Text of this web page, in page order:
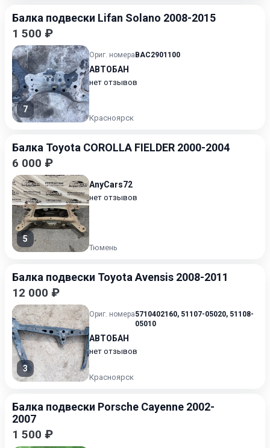
Балка подвески Lifan Solano 2008-2015
1 500 ₽
7
Ориг. номера BAC2901100
АВТОБАН
нет отзывов
Красноярск
Балка Toyota COROLLA FIELDER 2000-2004
6 000 ₽
5
AnyCars72
нет отзывов
Тюмень
Балка подвески Toyota Avensis 2008-2011
12 000 ₽
3
Ориг. номера5710402160, 51107-05020, 51108-
05010
АВТОБАН
нет отзывов
Красноярск
Балка подвески Porsche Cayenne 2002-
2007
1 500 ₽